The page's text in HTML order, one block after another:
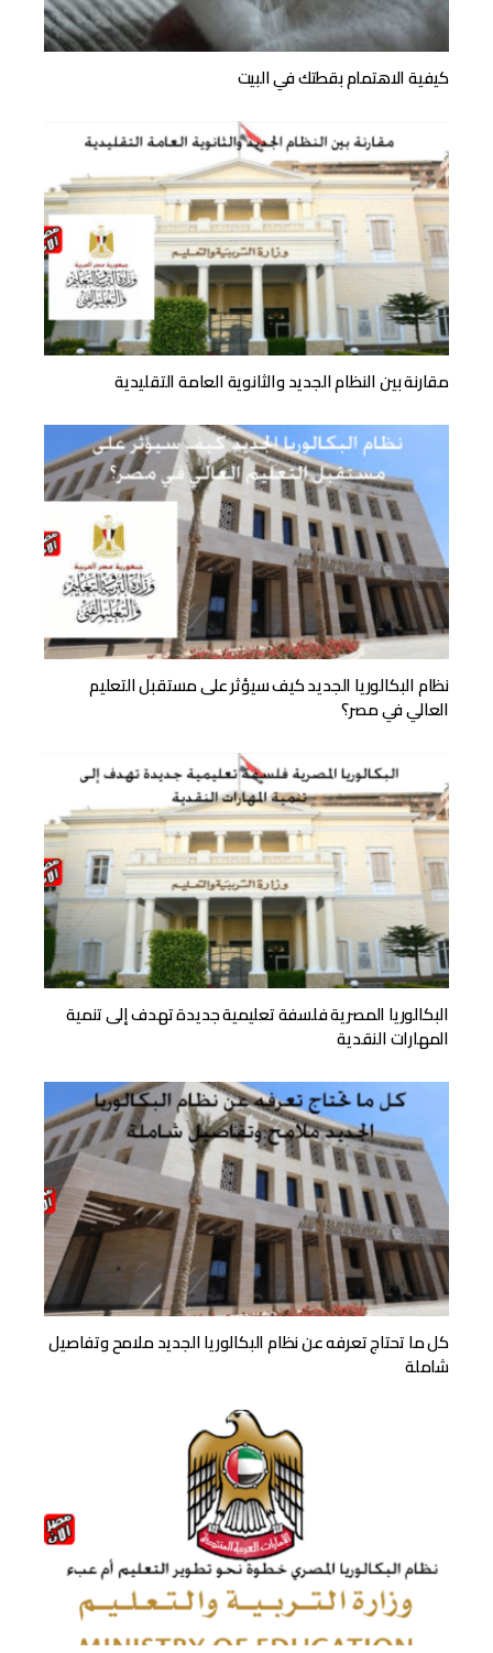
كيفية الاهتمام بقطتك في البيت
مقارنة بين النظام الجديد والثانوية العامة التقليدية
نظام البكالوريا الجديد كيف سيؤثر على مستقبل التعليم
العالي في مصر؟
البكالوريا المصرية فلسفة تعليمية جديدة تهدف إلى تنمية
المهارات النقدية
كل ما تحتاج تعرفه عن نظام البكالوريا الجديد ملامح وتفاصيل
شاملة